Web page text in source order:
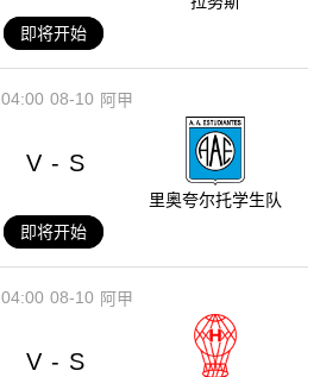
即将开始
08-10
04:00 阿甲
V - S
里奥夸尔托学生队
即将开始
08-10
04:00 阿甲
V - S